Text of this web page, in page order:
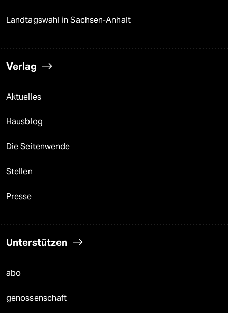
Landtagswahl in Sachsen-Anhalt
Verlag
Aktuelles
Hausblog
Die Seitenwende
Stellen
Presse
Unterstützen
abo
genossenschaft